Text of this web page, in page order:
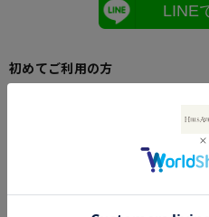
LINE
初めてご利用の方
メールアドレスとパスワードを登録